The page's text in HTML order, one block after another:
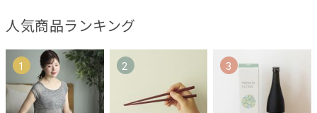
人気商品ランキング
1 2 3